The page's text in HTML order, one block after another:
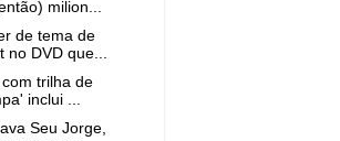
milion...
de tema de
no DVD que...
trilha de
inclui ...
Seu Jorge,